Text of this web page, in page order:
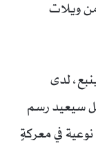
من ويلات
لدى
سيعيد رسم
في معركةٍ